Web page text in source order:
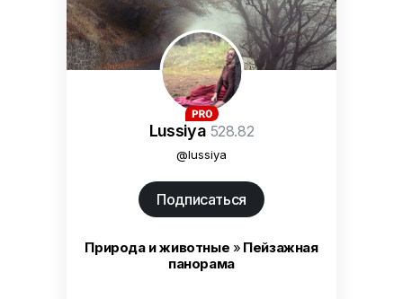
Lussiya 528.82
@lussiya
Подписаться
Природа и животные » Пейзажная
панорама